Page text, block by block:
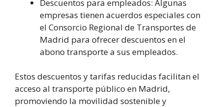
Descuentos para empleados: Algunas
empresas tienen acuerdos especiales con
el Consorcio Regional de Transportes de
Madrid para ofrecer descuentos en el
abono transporte a sus empleados.
Estos descuentos y tarifas reducidas facilitan el
acceso al transporte público en Madrid,
promoviendo la movilidad sostenible y